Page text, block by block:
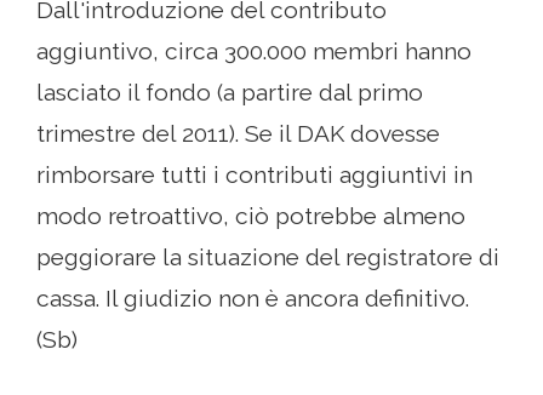
Dall'introduzione del contributo
aggiuntivo, circa 300.000 membri hanno
lasciato il fondo (a partire dal primo
trimestre del 2011). Se il DAK dovesse
rimborsare tutti i contributi aggiuntivi in ​​
modo retroattivo, ciò potrebbe almeno
peggiorare la situazione del registratore di
cassa. Il giudizio non è ancora definitivo.
(Sb)